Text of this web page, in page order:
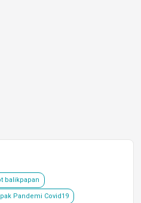
balikpapan
Pandemi Covid19